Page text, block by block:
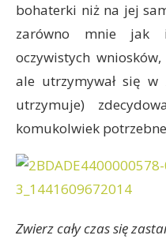
bohaterki niż na jej
zarówno mnie jak
oczywistych
ale utrzymywał się
utrzymuje)
komukolwiek
Zwierz cały czas się